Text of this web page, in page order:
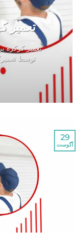
تعمیر
تعمیر کرکره
توسط
29
آگوست